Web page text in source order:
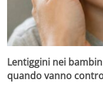
Lentiggini nei
quando vanno